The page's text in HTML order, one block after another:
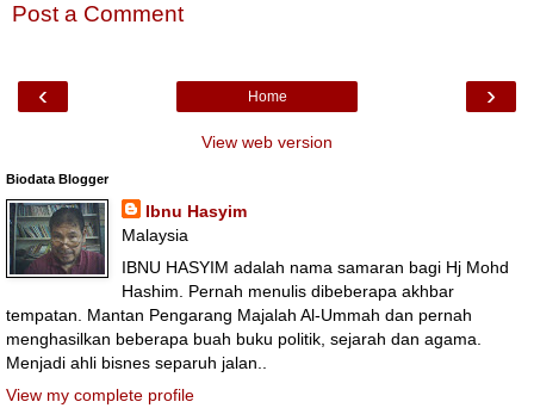
Post a Comment
‹ ›
Home
View web version
Biodata Blogger
Ibnu Hasyim
Malaysia
IBNU HASYIM adalah nama samaran bagi Hj Mohd
Hashim. Pernah menulis dibeberapa akhbar
tempatan. Mantan Pengarang Majalah Al-Ummah dan pernah
menghasilkan beberapa buah buku politik, sejarah dan agama.
Menjadi ahli bisnes separuh jalan..
View my complete profile